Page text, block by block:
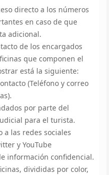
directo a los números
en caso de que
adicional.
de los encargados
que componen el
está la siguiente:
(Teléfono y correo
por parte del
para el turista.
a las redes sociales
y YouTube
información confidencial.
divididas por color,